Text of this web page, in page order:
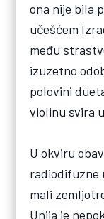
ona nije bila
učešćem
među
izuzetno
polovini
violinu svira
U okviru
radiodifuzne
mali
Unija je